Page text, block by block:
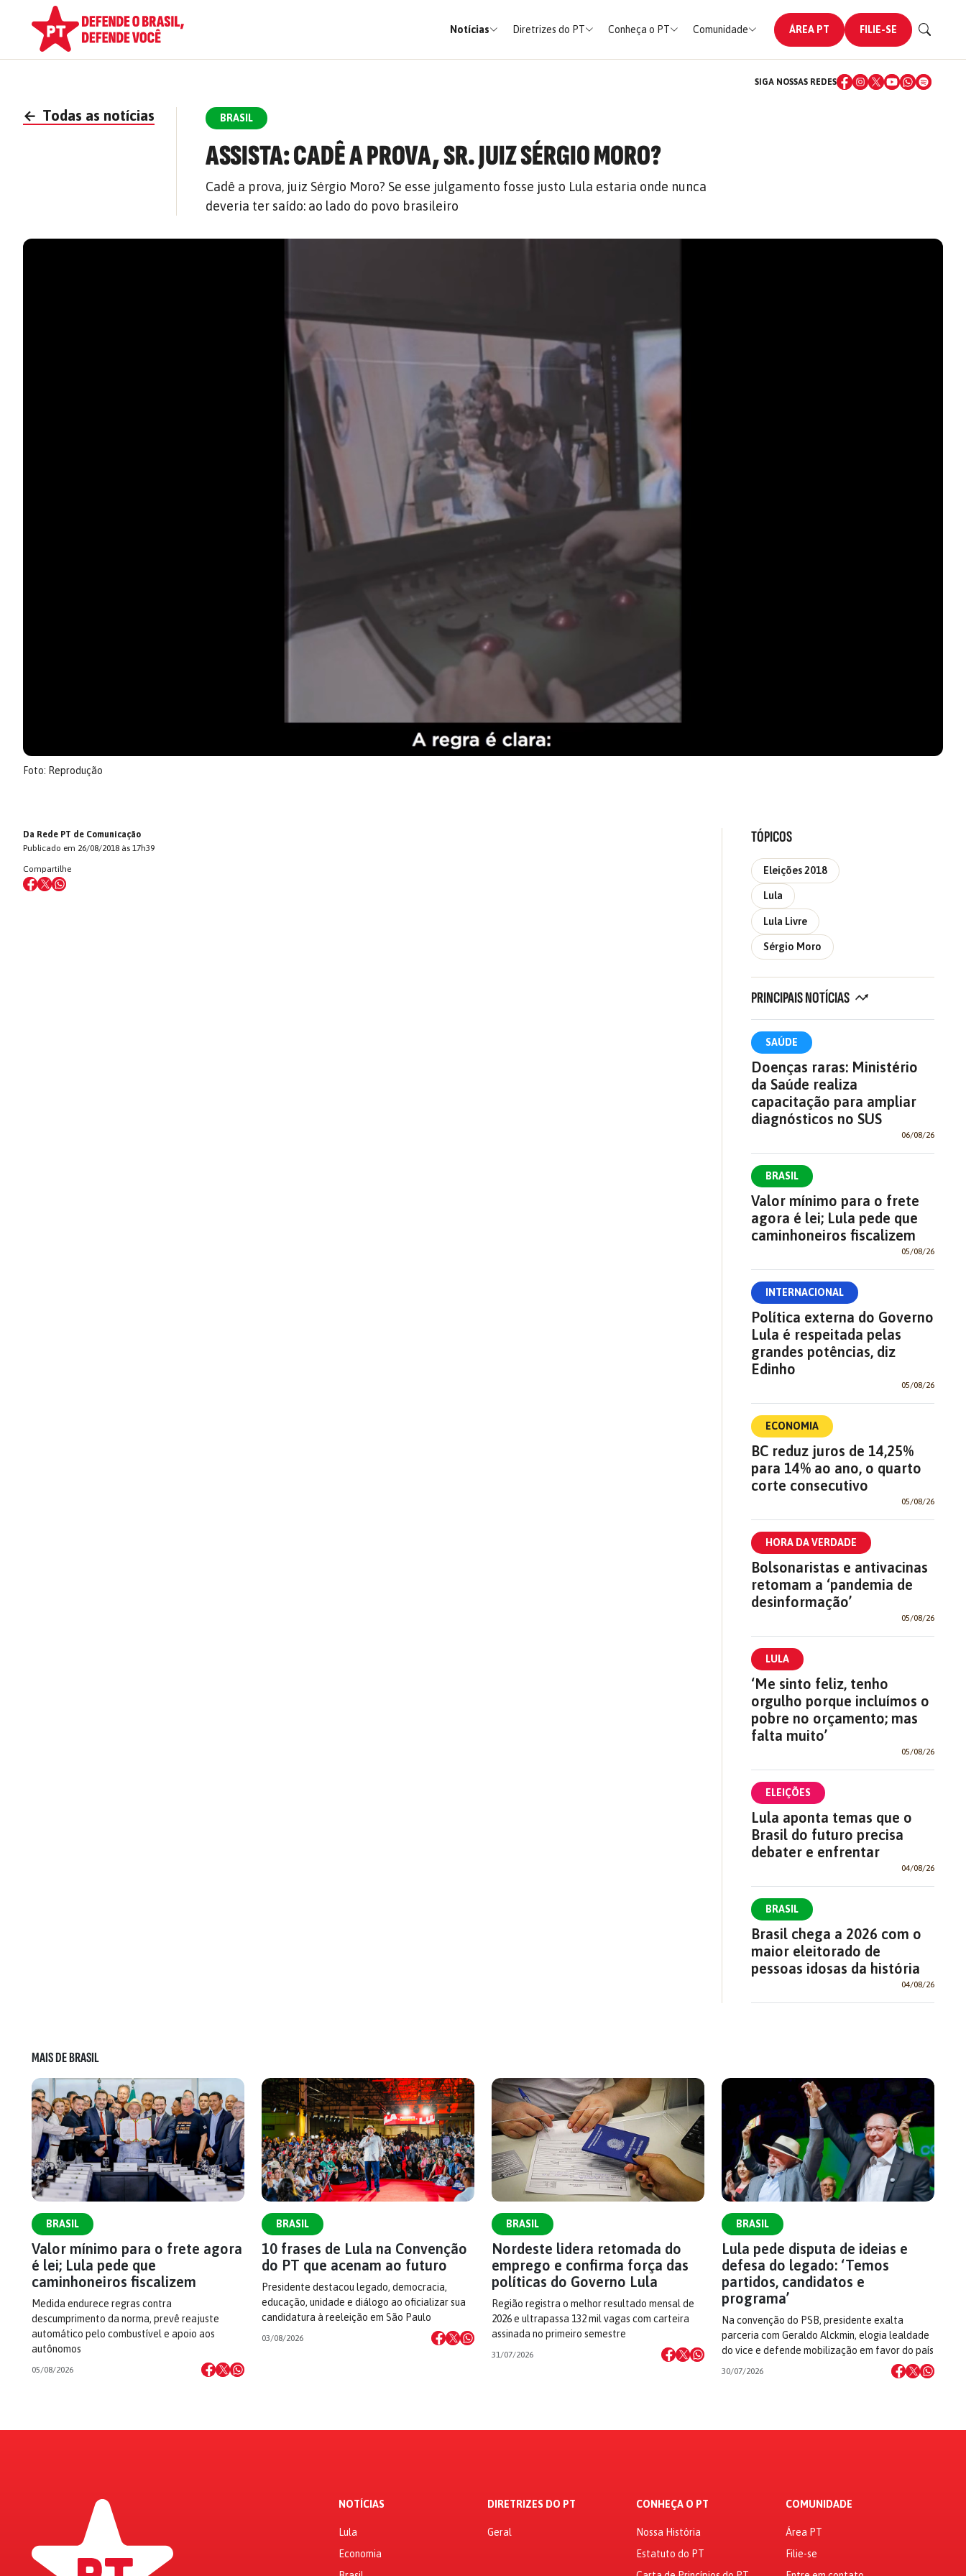
Notícias Diretrizes do PT Conheça o PT Comunidade ÁREA PT FILIE-SE
SIGA NOSSAS REDES
← Todas as notícias BRASIL
ASSISTA: CADÊ A PROVA, SR. JUIZ SÉRGIO MORO?
Cadê a prova, juiz Sérgio Moro? Se esse julgamento fosse justo Lula estaria onde nunca
deveria ter saído: ao lado do povo brasileiro
Foto: Reprodução
Da Rede PT de Comunicação
Publicado em 26/08/2018 às 17h39
Compartilhe
TÓPICOS
Eleições 2018
Lula
Lula Livre
Sérgio Moro
PRINCIPAIS NOTÍCIAS
SAÚDE
Doenças raras: Ministério
da Saúde realiza
capacitação para ampliar
diagnósticos no SUS
06/08/26
BRASIL
Valor mínimo para o frete
agora é lei; Lula pede que
caminhoneiros fiscalizem
05/08/26
INTERNACIONAL
Política externa do Governo
Lula é respeitada pelas
grandes potências, diz
Edinho
05/08/26
ECONOMIA
BC reduz juros de 14,25%
para 14% ao ano, o quarto
corte consecutivo
05/08/26
HORA DA VERDADE
Bolsonaristas e antivacinas
retomam a ‘pandemia de
desinformação’
05/08/26
LULA
‘Me sinto feliz, tenho
orgulho porque incluímos o
pobre no orçamento; mas
falta muito’
05/08/26
ELEIÇÕES
Lula aponta temas que o
Brasil do futuro precisa
debater e enfrentar
04/08/26
BRASIL
Brasil chega a 2026 com o
maior eleitorado de
pessoas idosas da história
04/08/26
MAIS DE BRASIL
BRASIL
Valor mínimo para o frete agora
é lei; Lula pede que
caminhoneiros fiscalizem
Medida endurece regras contra
descumprimento da norma, prevê reajuste
automático pelo combustível e apoio aos
autônomos
05/08/2026
BRASIL
10 frases de Lula na Convenção
do PT que acenam ao futuro
Presidente destacou legado, democracia,
educação, unidade e diálogo ao oficializar sua
candidatura à reeleição em São Paulo
03/08/2026
BRASIL
Nordeste lidera retomada do
emprego e confirma força das
políticas do Governo Lula
Região registra o melhor resultado mensal de
2026 e ultrapassa 132 mil vagas com carteira
assinada no primeiro semestre
31/07/2026
BRASIL
Lula pede disputa de ideias e
defesa do legado: ‘Temos
partidos, candidatos e
programa’
Na convenção do PSB, presidente exalta
parceria com Geraldo Alckmin, elogia lealdade
do vice e defende mobilização em favor do país
30/07/2026
NOTÍCIAS
Lula
Economia
DIRETRIZES DO PT
Geral
CONHEÇA O PT
Nossa História
Estatuto do PT
COMUNIDADE
Área PT
Filie-se